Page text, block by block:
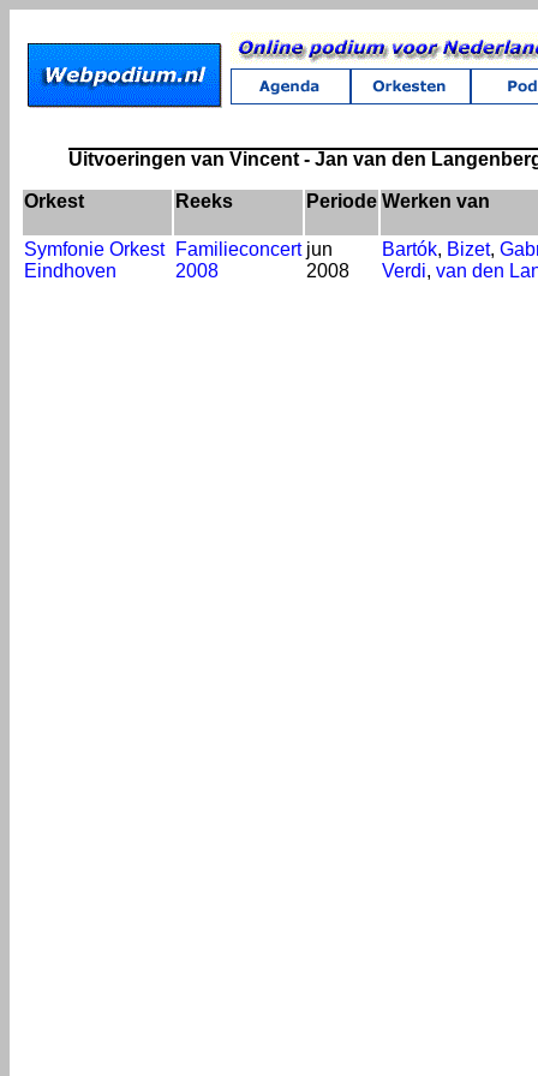
Uitvoeringen van Vincent - Jan van den
Orkest Reeks Periode Werken van
Symfonie Orkest
Eindhoven
Familieconcert
2008
jun
2008
Bartók, Bizet,
Verdi, van den